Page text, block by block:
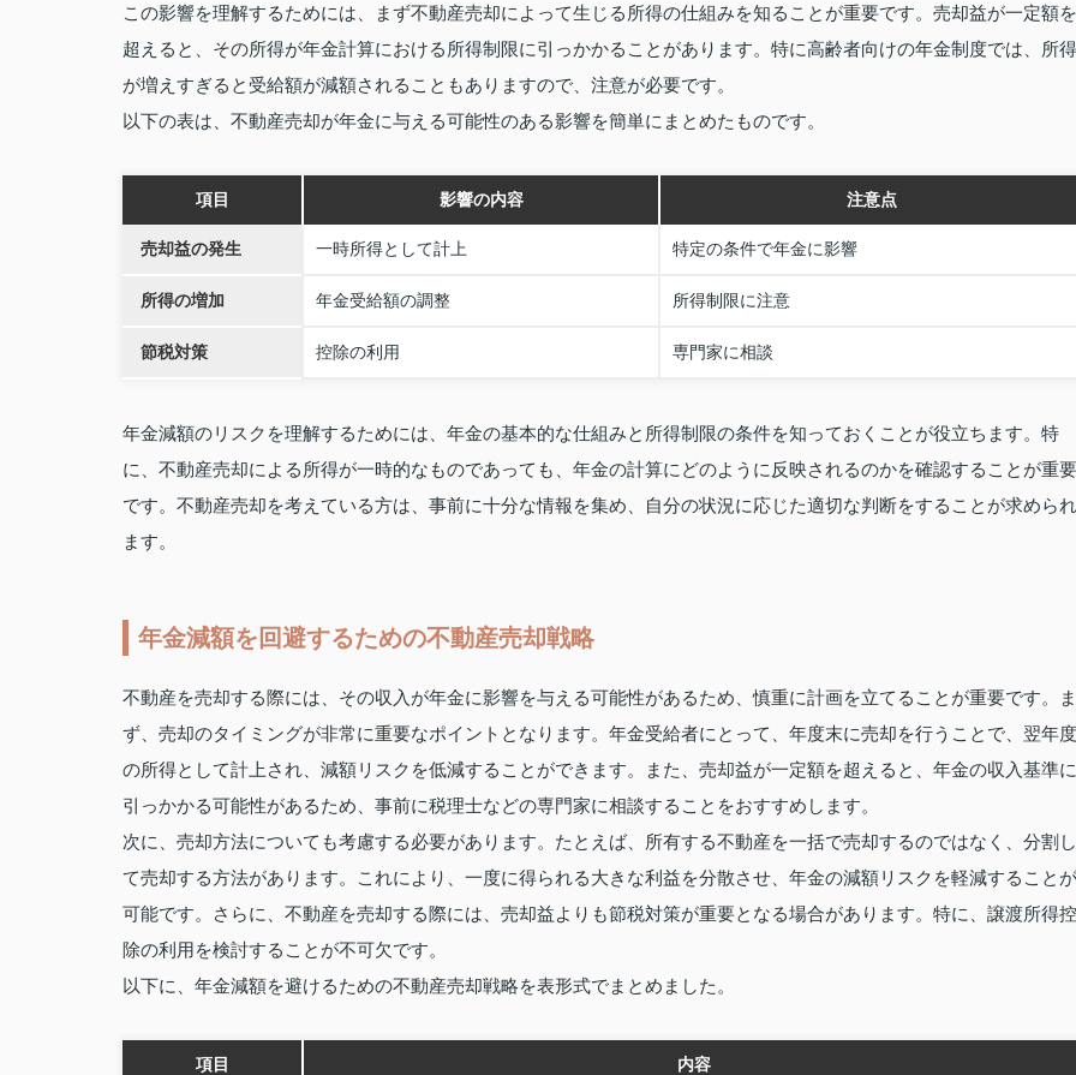
この影響を理解するためには、まず不動産売却によって生じる所得の仕組みを知ることが重要です。売却益が一定額を
超えると、その所得が年金計算における所得制限に引っかかることがあります。特に高齢者向けの年金制度では、所得
が増えすぎると受給額が減額されることもありますので、注意が必要です。
以下の表は、不動産売却が年金に与える可能性のある影響を簡単にまとめたものです。
項目 影響の内容 注意点
売却益の発生 一時所得として計上 特定の条件で年金に影響
所得の増加 年金受給額の調整 所得制限に注意
節税対策 控除の利用 専門家に相談
年金減額のリスクを理解するためには、年金の基本的な仕組みと所得制限の条件を知っておくことが役立ちます。特
に、不動産売却による所得が一時的なものであっても、年金の計算にどのように反映されるのかを確認することが重要
です。不動産売却を考えている方は、事前に十分な情報を集め、自分の状況に応じた適切な判断をすることが求められ
ます。
年金減額を回避するための不動産売却戦略
不動産を売却する際には、その収入が年金に影響を与える可能性があるため、慎重に計画を立てることが重要です。ま
ず、売却のタイミングが非常に重要なポイントとなります。年金受給者にとって、年度末に売却を行うことで、翌年度
の所得として計上され、減額リスクを低減することができます。また、売却益が一定額を超えると、年金の収入基準に
引っかかる可能性があるため、事前に税理士などの専門家に相談することをおすすめします。
次に、売却方法についても考慮する必要があります。たとえば、所有する不動産を一括で売却するのではなく、分割し
て売却する方法があります。これにより、一度に得られる大きな利益を分散させ、年金の減額リスクを軽減することが
可能です。さらに、不動産を売却する際には、売却益よりも節税対策が重要となる場合があります。特に、譲渡所得控
除の利用を検討することが不可欠です。
以下に、年金減額を避けるための不動産売却戦略を表形式でまとめました。
項目 内容